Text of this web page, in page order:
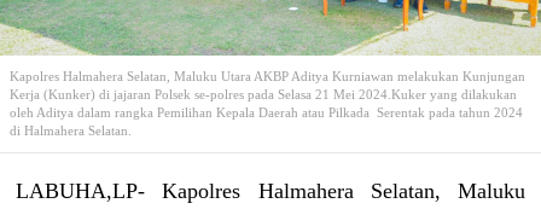
Kapolres Halmahera Selatan, Maluku Utara AKBP Aditya Kurniawan melakukan Kunjungan
Kerja (Kunker) di jajaran Polsek se-polres pada Selasa 21 Mei 2024.Kuker yang dilakukan
oleh Aditya dalam rangka Pemilihan Kepala Daerah atau Pilkada Serentak pada tahun 2024
di Halmahera Selatan.
LABUHA,LP- Kapolres Halmahera Selatan, Maluku